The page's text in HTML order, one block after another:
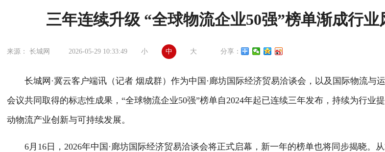
三年连续升级 “全球物流企业50强”榜单渐成行业
来源： 长城网 2026-05-29 10:33:49 小 中 大 分享：
长城网·冀云客户端讯（记者 烟成群）作为中国·廊坊国际经济贸易洽谈会，以及国际物流与
会议共同取得的标志性成果，“全球物流企业50强”榜单自2024年起已连续三年发布，持续为行业
动物流产业创新与可持续发展。
6月16日，2026年中国·廊坊国际经济贸易洽谈会将正式启幕，新一年的榜单也将同步揭晓。